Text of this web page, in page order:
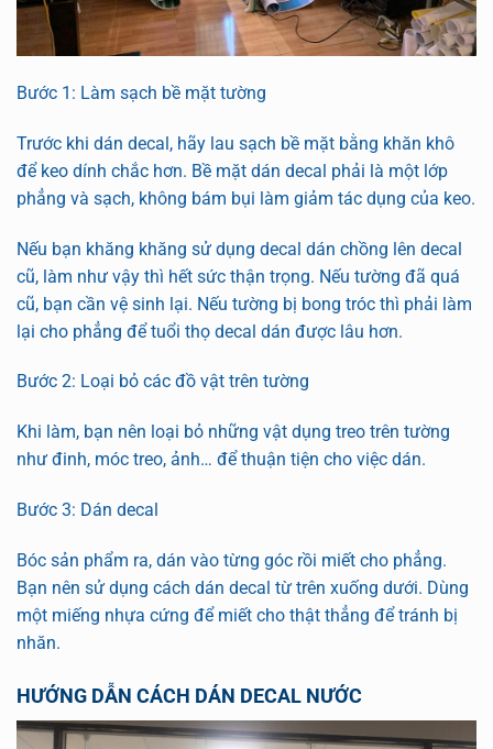
Bước 1: Làm sạch bề mặt tường
Trước khi dán decal, hãy lau sạch bề mặt bằng khăn khô
để keo dính chắc hơn. Bề mặt dán decal phải là một lớp
phẳng và sạch, không bám bụi làm giảm tác dụng của keo.
Nếu bạn khăng khăng sử dụng decal dán chồng lên decal
cũ, làm như vậy thì hết sức thận trọng. Nếu tường đã quá
cũ, bạn cần vệ sinh lại. Nếu tường bị bong tróc thì phải làm
lại cho phẳng để tuổi thọ decal dán được lâu hơn.
Bước 2: Loại bỏ các đồ vật trên tường
Khi làm, bạn nên loại bỏ những vật dụng treo trên tường
như đinh, móc treo, ảnh… để thuận tiện cho việc dán.
Bước 3: Dán decal
Bóc sản phẩm ra, dán vào từng góc rồi miết cho phẳng.
Bạn nên sử dụng cách dán decal từ trên xuống dưới. Dùng
một miếng nhựa cứng để miết cho thật thẳng để tránh bị
nhăn.
HƯỚNG DẪN CÁCH DÁN DECAL NƯỚC